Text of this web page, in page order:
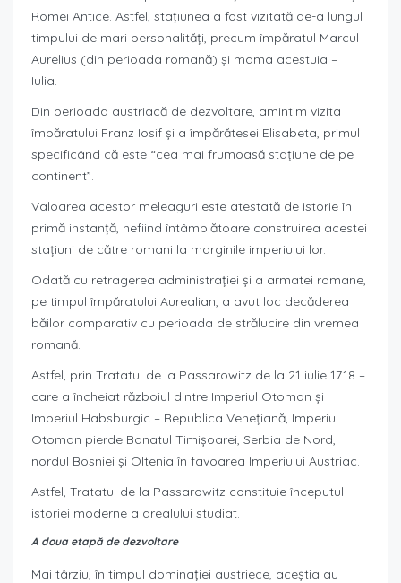
Romei Antice. Astfel, staţiunea a fost vizitată de-a lungul
timpului de mari personalităţi, precum împăratul Marcul
Aurelius (din perioada romană) şi mama acestuia –
Iulia.
Din perioada austriacă de dezvoltare, amintim vizita
împăratului Franz Iosif şi a împărătesei Elisabeta, primul
specificând că este “cea mai frumoasă staţiune de pe
continent”.
Valoarea acestor meleaguri este atestată de istorie în
primă instanţă, nefiind întâmplătoare construirea acestei
staţiuni de către romani la marginile imperiului lor.
Odată cu retragerea administraţiei şi a armatei romane,
pe timpul împăratului Aurealian, a avut loc decăderea
băilor comparativ cu perioada de strălucire din vremea
romană.
Astfel, prin Tratatul de la Passarowitz de la 21 iulie 1718 –
care a încheiat războiul dintre Imperiul Otoman şi
Imperiul Habsburgic – Republica Veneţiană, Imperiul
Otoman pierde Banatul Timişoarei, Serbia de Nord,
nordul Bosniei şi Oltenia în favoarea Imperiului Austriac.
Astfel, Tratatul de la Passarowitz constituie începutul
istoriei moderne a arealului studiat.
A doua etapă de dezvoltare
Mai târziu, în timpul dominaţiei austriece, aceştia au